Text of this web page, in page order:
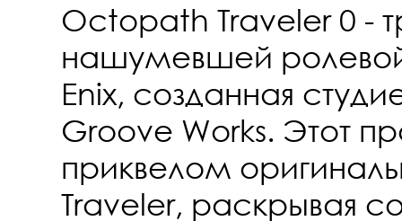
Octopath Traveler 0 -
нашумевшей
Enix, созданная
Groove Works. Этот
приквелом
Traveler, раскрывая